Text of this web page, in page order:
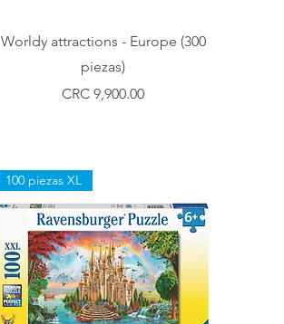
Vista rápida
Worldy attractions - Europe (300
piezas)
Precio
CRC 9,900.00
100 piezas XL